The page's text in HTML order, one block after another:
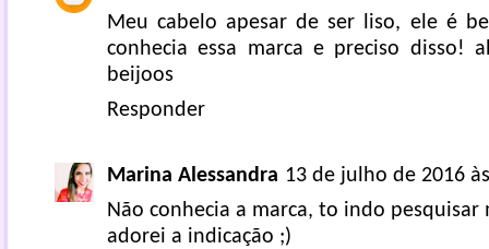
Meu cabelo apesar de ser liso, ele é
conhecia essa marca e preciso disso!
beijoos
Responder
Marina Alessandra 13 de julho de 2016
Não conhecia a marca, to indo pesquisar
adorei a indicação ;)